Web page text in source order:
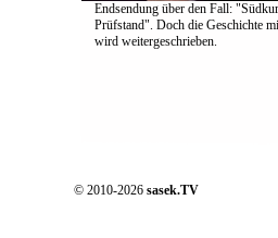
Endsendung über den Fall:
Prüfstand". Doch die Geschichte
wird weitergeschrieben.
© 2010-2026 sasek.TV